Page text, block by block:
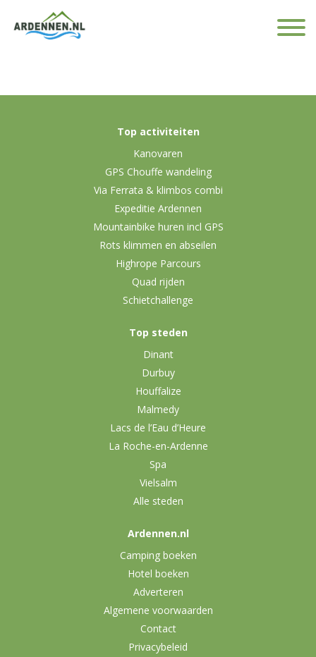
Top activiteiten
Kanovaren
GPS Chouffe wandeling
Via Ferrata & klimbos combi
Expeditie Ardennen
Mountainbike huren incl GPS
Rots klimmen en abseilen
Highrope Parcours
Quad rijden
Schietchallenge
Top steden
Dinant
Durbuy
Houffalize
Malmedy
Lacs de l’Eau d’Heure
La Roche-en-Ardenne
Spa
Vielsalm
Alle steden
Ardennen.nl
Camping boeken
Hotel boeken
Adverteren
Algemene voorwaarden
Contact
Privacybeleid